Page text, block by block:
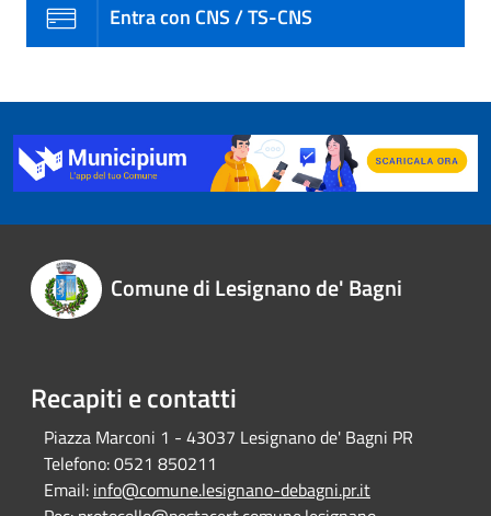
Entra con CNS / TS-CNS
Comune di Lesignano de' Bagni
Recapiti e contatti
Piazza Marconi 1 - 43037 Lesignano de' Bagni PR
Telefono:0521 850211
Email: info@comune.lesignano-debagni.pr.it